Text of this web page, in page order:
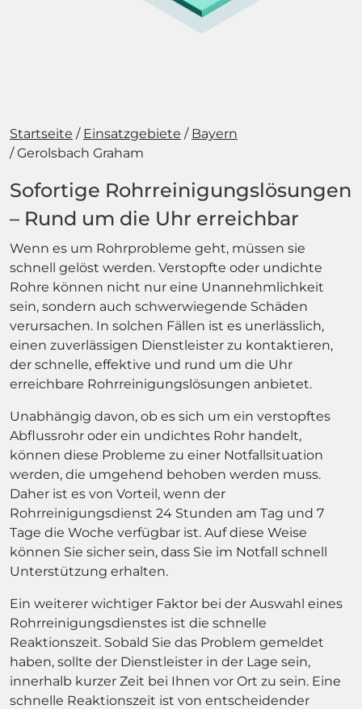
Startseite Einsatzgebiete
Bayern
Gerolsbach Graham
Sofortige Rohrreinigungslösungen
– Rund um die Uhr erreichbar
Wenn es um Rohrprobleme geht, müssen sie
schnell gelöst werden. Verstopfte oder undichte
Rohre können nicht nur eine Unannehmlichkeit
sein, sondern auch schwerwiegende Schäden
verursachen. In solchen Fällen ist es unerlässlich,
einen zuverlässigen Dienstleister zu kontaktieren,
der schnelle, effektive und rund um die Uhr
erreichbare Rohrreinigungslösungen anbietet.
Unabhängig davon, ob es sich um ein verstopftes
Abflussrohr oder ein undichtes Rohr handelt,
können diese Probleme zu einer Notfallsituation
werden, die umgehend behoben werden muss.
Daher ist es von Vorteil, wenn der
Rohrreinigungsdienst 24 Stunden am Tag und 7
Tage die Woche verfügbar ist. Auf diese Weise
können Sie sicher sein, dass Sie im Notfall schnell
Unterstützung erhalten.
Ein weiterer wichtiger Faktor bei der Auswahl eines
Rohrreinigungsdienstes ist die schnelle
Reaktionszeit. Sobald Sie das Problem gemeldet
haben, sollte der Dienstleister in der Lage sein,
innerhalb kurzer Zeit bei Ihnen vor Ort zu sein. Eine
schnelle Reaktionszeit ist von entscheidender